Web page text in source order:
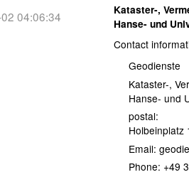
Kataster-,
Hanse- und
Contact
Geodienste
Kataster-,
Hanse- und
postal:
Holbeinplatz
Email:
Phone: +49
04:06:34